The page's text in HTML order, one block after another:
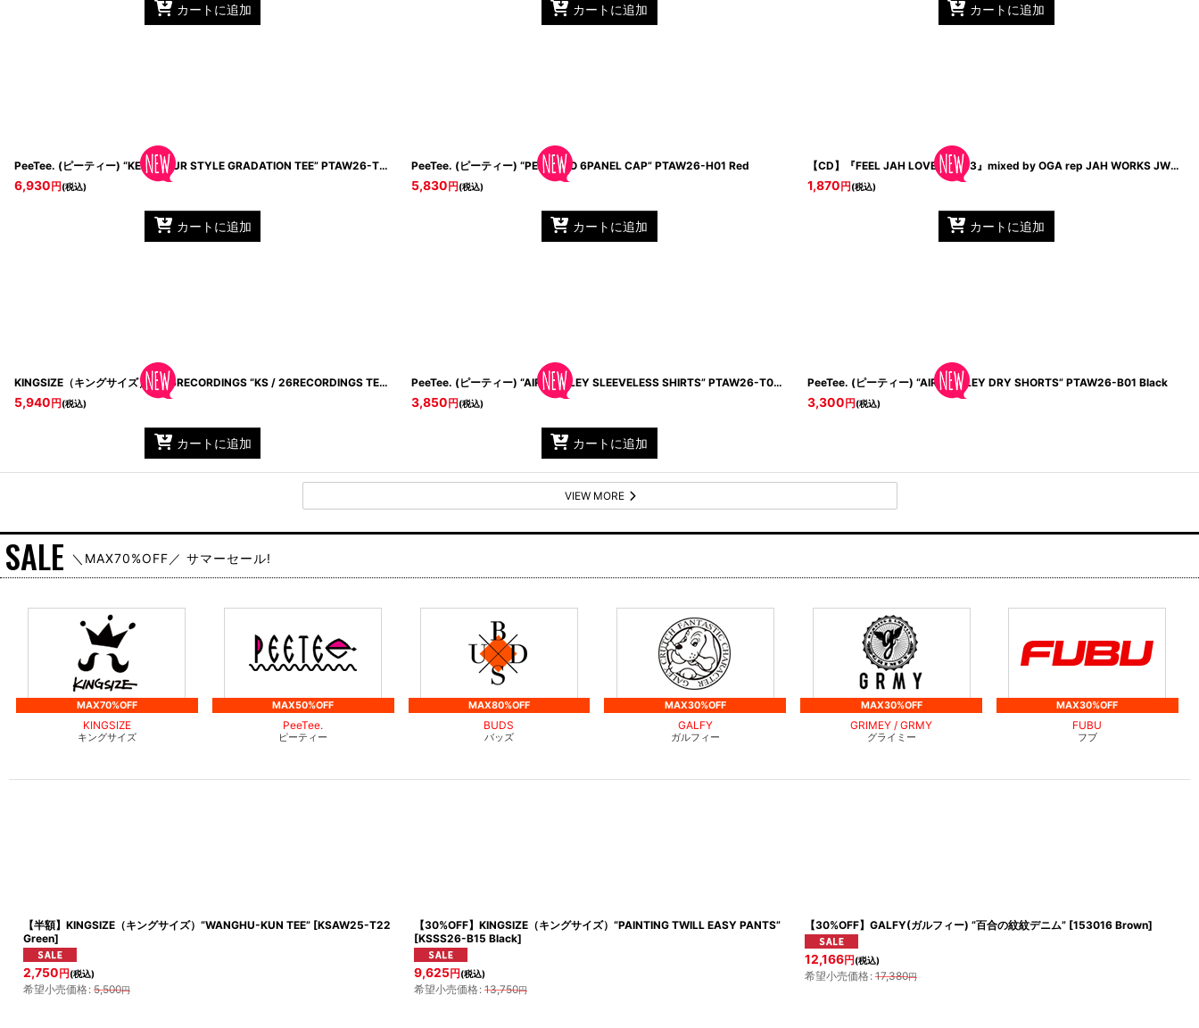
カートに追加 カートに追加 カートに追加
PeeTee. (ピーティー) “KEEP YOUR STYLE GRADATION TEE” PTAW26-T11 Blue
6,930 円 (税込)
カートに追加
PeeTee. (ピーティー) “PEE LOGO 6PANEL CAP” PTAW26-H01 Red
5,830 円 (税込)
カートに追加
【CD】『FEEL JAH LOVE VOL.13』mixed by OGA rep JAH WORKS JWM45-046
1,870 円 (税込)
カートに追加
KINGSIZE（キングサイズ）ｘ 26RECORDINGS “KS / 26RECORDINGS TEE” KSAW26-S05 Vintage Natural/ Light Olive
5,940 円 (税込)
カートに追加
PeeTee. (ピーティー) “AIR MARLEY SLEEVELESS SHIRTS” PTAW26-T08 Black
3,850 円 (税込)
カートに追加
PeeTee. (ピーティー) “AIR MARLEY DRY SHORTS” PTAW26-B01 Black
3,300 円 (税込)
VIEW MORE
＼MAX70%OFF／ サマーセール!
MAX70%OFF
KINGSIZE
キングサイズ
MAX50%OFF
PeeTee.
ピーティー
MAX80%OFF
BUDS
バッズ
MAX30%OFF
GALFY
ガルフィー
MAX30%OFF
GRIMEY / GRMY
グライミー
MAX30%OFF
FUBU
フブ
【半額】KINGSIZE（キングサイズ）“WANGHU-KUN TEE” [KSAW25-T22
Green]
2,750 円 (税込)
希望小売価格: 5,500円
【30%OFF】KINGSIZE（キングサイズ）“PAINTING TWILL EASY PANTS”
[KSSS26-B15 Black]
9,625円 (税込)
希望小売価格: 13,750円
【30%OFF】GALFY(ガルフィー) “百合の紋紋デニム” [153016 Brown]
12,166円 (税込)
希望小売価格: 17,380円